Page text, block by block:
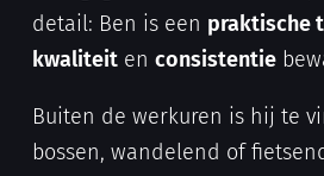
detail: Ben is een praktische
kwaliteit en consistentie
Buiten de werkuren is hij te
bossen, wandelend of